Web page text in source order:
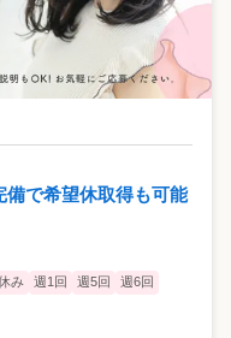
備で希望休取得も可能
み 週1回 週5回 週6回